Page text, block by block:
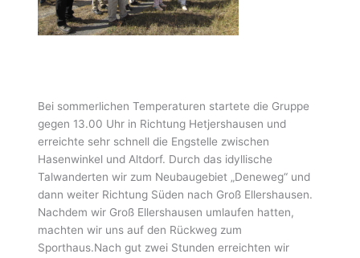
Bei sommerlichen Temperaturen startete die Gruppe
gegen 13.00 Uhr in Richtung Hetjershausen und
erreichte sehr schnell die Engstelle zwischen
Hasenwinkel und Altdorf. Durch das idyllische
Talwanderten wir zum Neubaugebiet „Deneweg“ und
dann weiter Richtung Süden nach Groß Ellershausen.
Nachdem wir Groß Ellershausen umlaufen hatten,
machten wir uns auf den Rückweg zum
Sporthaus.Nach gut zwei Stunden erreichten wir